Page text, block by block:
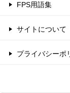
FPS用語集
サイトについて
プライバシーポ